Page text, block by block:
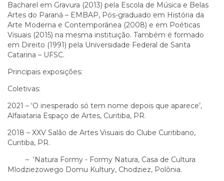
Bacharel em Gravura (2013) pela Escola de Música e Belas
Artes do Paraná – EMBAP, Pós-graduado em História da
Arte Moderna e Contemporânea (2008) e em Poéticas
Visuais (2015) na mesma instituição. Também é formado
em Direito (1991) pela Universidade Federal de Santa
Catarina – UFSC.
Principais exposições:
Coletivas:
2021 – ‘O inesperado só tem nome depois que aparece’,
Alfaiataria Espaço de Artes, Curitiba, PR.
2018 – XXV Salão de Artes Visuais do Clube Curitibano,
Curitiba, PR.
– ‘Natura Formy - Formy Natura, Casa de Cultura
Mlodziezowego Domu Kultury, Chodziez, Polônia.